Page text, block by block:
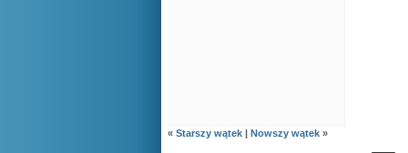
« Starszy wątek | Nowszy wątek »